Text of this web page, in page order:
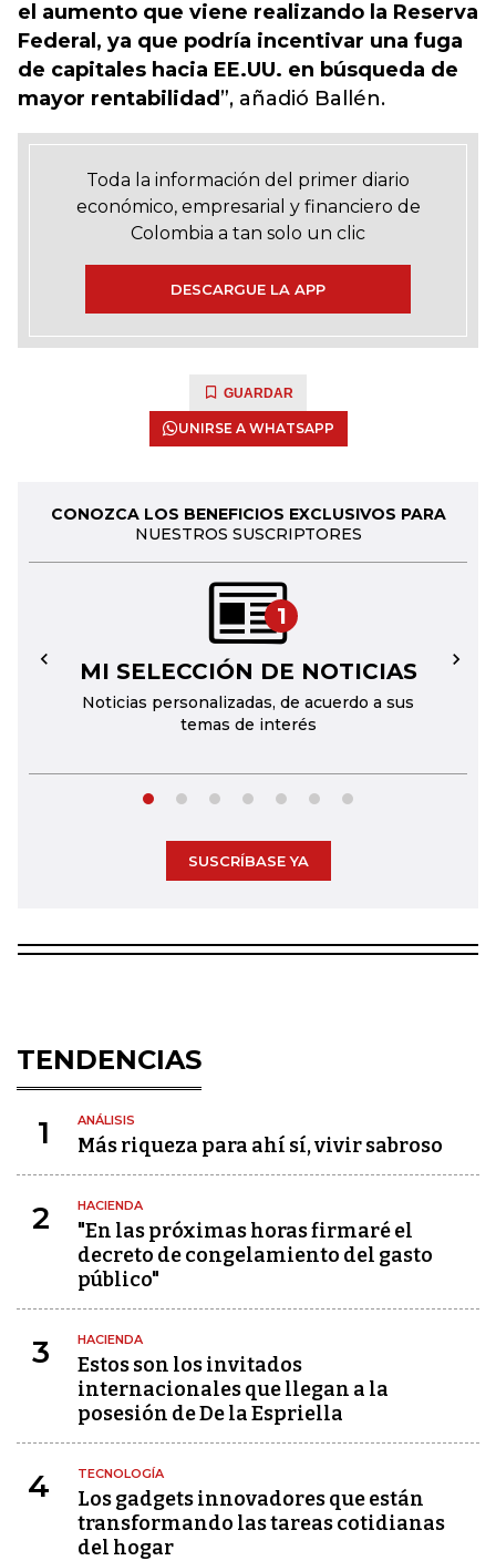
el aumento que viene realizando la Reserva
Federal, ya que podría incentivar una fuga
de capitales hacia EE.UU. en búsqueda de
mayor rentabilidad ”, añadió Ballén.
Toda la información del primer diario
económico, empresarial y financiero de
Colombia a tan solo un clic
DESCARGUE LA APP
GUARDAR
UNIRSE A WHATSAPP
CONOZCA LOS BENEFICIOS EXCLUSIVOS PARA
NUESTROS SUSCRIPTORES
1
MI SELECCIÓN DE NOTICIAS
Noticias personalizadas, de acuerdo a sus
temas de interés
← →
SUSCRÍBASE YA
TENDENCIAS
1 ANÁLISIS
Más riqueza para ahí sí, vivir sabroso
2 HACIENDA
"En las próximas horas firmaré el
decreto de congelamiento del gasto
público"
3 HACIENDA
Estos son los invitados
internacionales que llegan a la
posesión de De la Espriella
4 TECNOLOGÍA
Los gadgets innovadores que están
transformando las tareas cotidianas
del hogar